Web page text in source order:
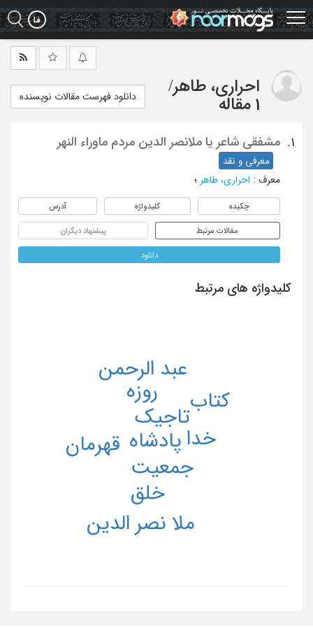
Skip
to
main
احراری، طاهر/
1 مقاله
دانلود فهرست مقالات نویسنده
1. مشفقی شاعر یا ملانصر الدین مردم ماوراء النهر
معرفی و نقد
معرف : احراری، طاهر ؛
چکیده کلیدواژه آدرس
مقالات مرتبط پیشنهاد دیگران
دانلود
کلیدواژه های مرتبط
پادشاه
تاجیک
جمعیت
خدا
خلق
روزه
عبد الرحمن
قهرمان
ملا نصر الدین
کتاب